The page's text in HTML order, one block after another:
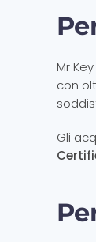
Mr
con
Gli